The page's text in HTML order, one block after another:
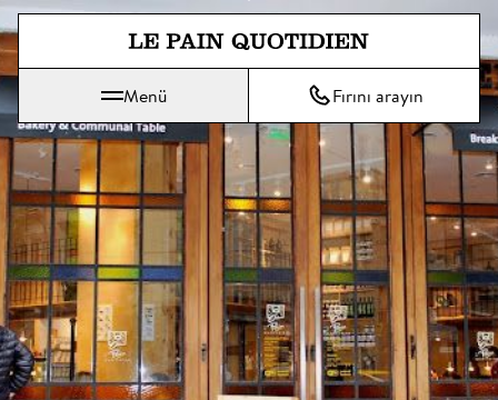
Ana içeriğe doğrudan atla
Le Pain Quotidien, günlük ekmek anlamına gelir.
Menü Fırını arayın